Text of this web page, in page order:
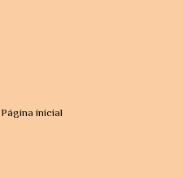
Página inicial